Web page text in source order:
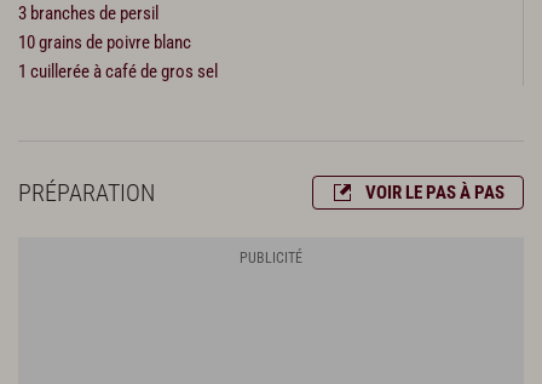
3 branches de persil
10 grains de poivre blanc
1 cuillerée à café de gros sel
PRÉPARATION VOIR LE PAS À PAS